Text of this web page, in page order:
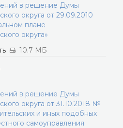
в решение Думы
округа от 29.09.2010
плане
округа»
10.7 МБ
в решение Думы
округа от 31.10.2018 №
и иных подобных
самоуправления